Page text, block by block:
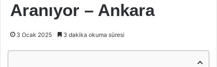
Aranıyor – Ankara
3 Ocak 2025 3 dakika okuma süresi